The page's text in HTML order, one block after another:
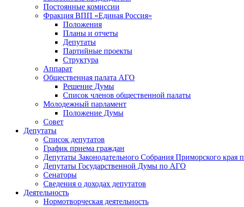
Постоянные комиссии
Фракция ВПП «Единая Россия»
Положения
Планы и отчеты
Депутаты
Партийные проекты
Структура
Аппарат
Общественная палата АГО
Решение Думы
Список членов общественной палаты
Молодежный парламент
Положение Думы
Совет
Депутаты
Список депутатов
График приема граждан
Депутаты Законодательного Собрания Приморского края
Депутаты Государственной Думы по АГО
Сенаторы
Сведения о доходах депутатов
Деятельность
Нормотворческая деятельность